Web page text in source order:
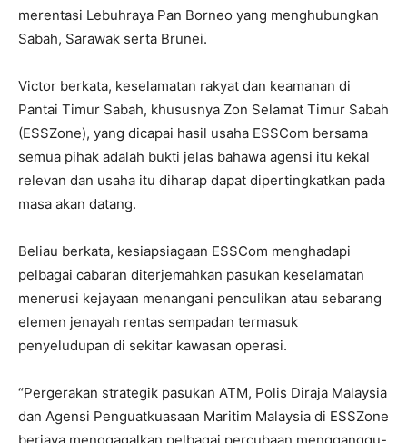
merentasi Lebuhraya Pan Borneo yang menghubungkan
Sabah, Sarawak serta Brunei.
Victor berkata, keselamatan rakyat dan keamanan di
Pantai Timur Sabah, khususnya Zon Selamat Timur Sabah
(ESSZone), yang dicapai hasil usaha ESSCom bersama
semua pihak adalah bukti jelas bahawa agensi itu kekal
relevan dan usaha itu diharap dapat dipertingkatkan pada
masa akan datang.
Beliau berkata, kesiapsiagaan ESSCom menghadapi
pelbagai cabaran diterjemahkan pasukan keselamatan
menerusi kejayaan menangani penculikan atau sebarang
elemen jenayah rentas sempadan termasuk
penyeludupan di sekitar kawasan operasi.
“Pergerakan strategik pasukan ATM, Polis Diraja Malaysia
dan Agensi Penguatkuasaan Maritim Malaysia di ESSZone